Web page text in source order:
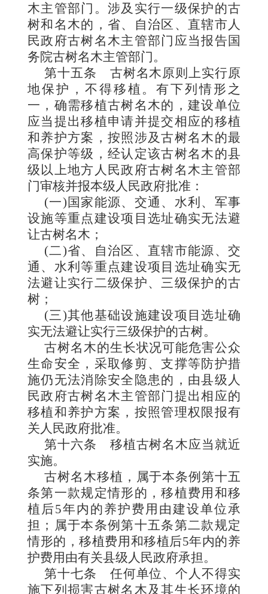
木主管部门。涉及实行一级保护的古
树和名木的，省、自治区、直辖市人
民政府古树名木主管部门应当报告国
务院古树名木主管部门。
第十五条 古树名木原则上实行原
地保护，不得移植。有下列情形之
一，确需移植古树名木的，建设单位
应当提出移植申请并提交相应的移植
和养护方案，按照涉及古树名木的最
高保护等级，经认定该古树名木的县
级以上地方人民政府古树名木主管部
门审核并报本级人民政府批准：
(一)国家能源、交通、水利、军事
设施等重点建设项目选址确实无法避
让古树名木；
(二)省、自治区、直辖市能源、交
通、水利等重点建设项目选址确实无
法避让实行二级保护、三级保护的古
树；
(三)其他基础设施建设项目选址确
实无法避让实行三级保护的古树。
古树名木的生长状况可能危害公众
生命安全，采取修剪、支撑等防护措
施仍无法消除安全隐患的，由县级人
民政府古树名木主管部门提出相应的
移植和养护方案，按照管理权限报有
关人民政府批准。
第十六条 移植古树名木应当就近
实施。
古树名木移植，属于本条例第十五
条第一款规定情形的，移植费用和移
植后5年内的养护费用由建设单位承
担；属于本条例第十五条第二款规定
情形的，移植费用和移植后5年内的养
护费用由有关县级人民政府承担。
第十七条 任何单位、个人不得实
施下列损害古树名木及其生长环境的